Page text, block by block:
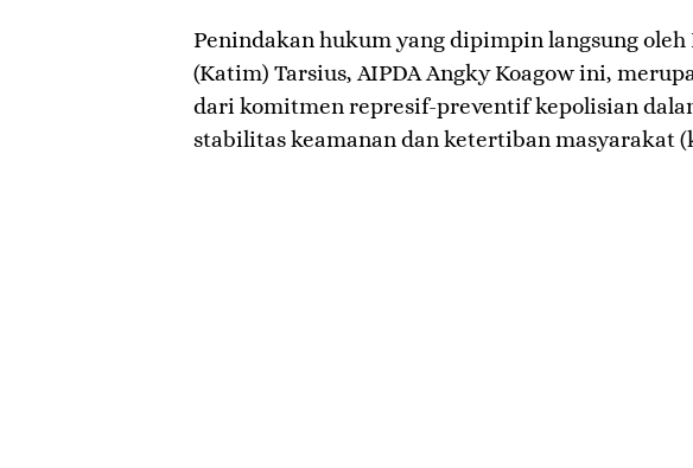
​Penindakan hukum yang dipimpin langsung oleh
(Katim) Tarsius, AIPDA Angky Koagow ini,
dari komitmen represif-preventif kepolisian
stabilitas keamanan dan ketertiban masyarakat